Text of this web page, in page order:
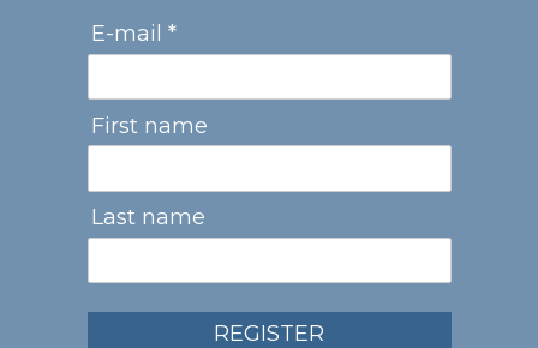
E-mail *
First name
Last name
REGISTER